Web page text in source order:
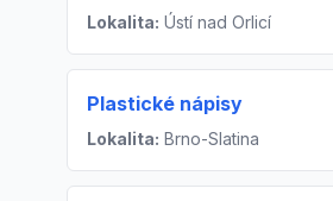
Lokalita: Ústí nad Orlicí
Plastické nápisy
Lokalita: Brno-Slatina